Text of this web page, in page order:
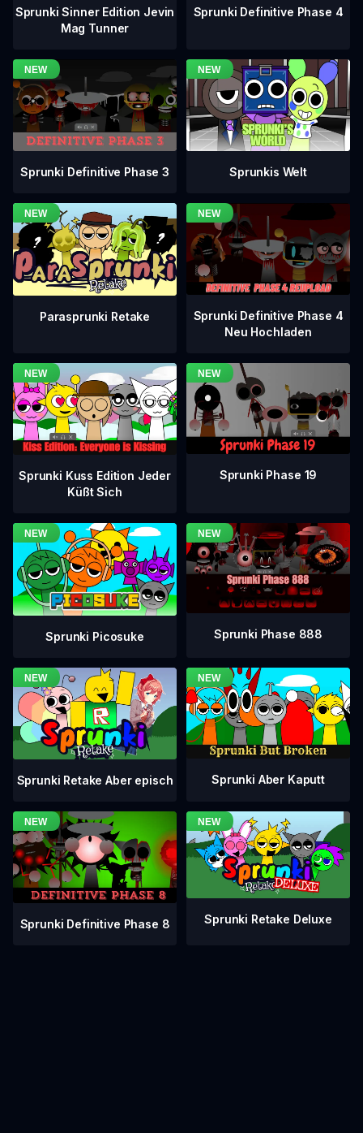
Sprunki Sinner Edition Jevin
Mag Tunner
Sprunki Definitive Phase 4
Sprunki Definitive Phase 3 Sprunkis Welt
Parasprunki Retake
Sprunki Definitive Phase 4
Neu Hochladen
Sprunki Kuss Edition Jeder
Küßt Sich
Sprunki Phase 19
Sprunki Picosuke Sprunki Phase 888
Sprunki Retake Aber episch Sprunki Aber Kaputt
Sprunki Definitive Phase 8 Sprunki Retake Deluxe